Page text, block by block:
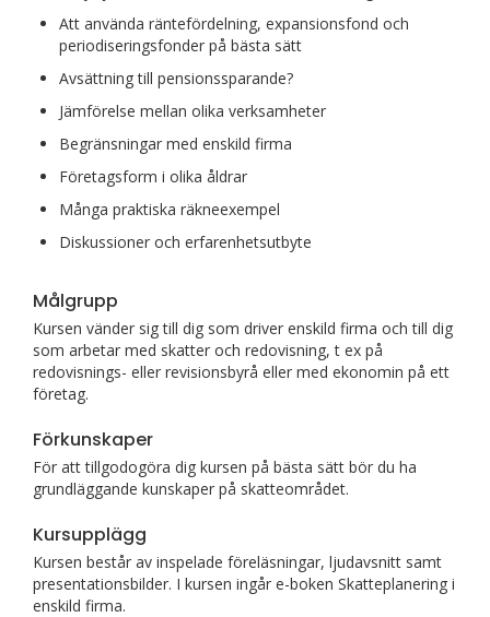
Att använda räntefördelning, expansionsfond och
periodiseringsfonder på bästa sätt
Avsättning till pensionssparande?
Jämförelse mellan olika verksamheter
Begränsningar med enskild firma
Företagsform i olika åldrar
Många praktiska räkneexempel
Diskussioner och erfarenhetsutbyte
Målgrupp
Kursen vänder sig till dig som driver enskild firma och till dig
som arbetar med skatter och redovisning, t ex på
redovisnings- eller revisionsbyrå eller med ekonomin på ett
företag.
Förkunskaper
För att tillgodogöra dig kursen på bästa sätt bör du ha
grundläggande kunskaper på skatteområdet.
Kursupplägg
Kursen består av inspelade föreläsningar, ljudavsnitt samt
presentationsbilder. I kursen ingår e-boken Skatteplanering i
enskild firma.